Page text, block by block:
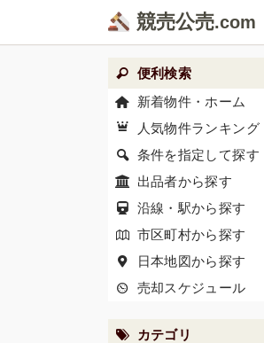
競売公売
便利検索
新着物件・ホーム
人気物件ランキング
条件を指定して探す
出品者から探す
沿線・駅から探す
市区町村から探す
日本地図から探す
売却スケジュール
カテゴリ